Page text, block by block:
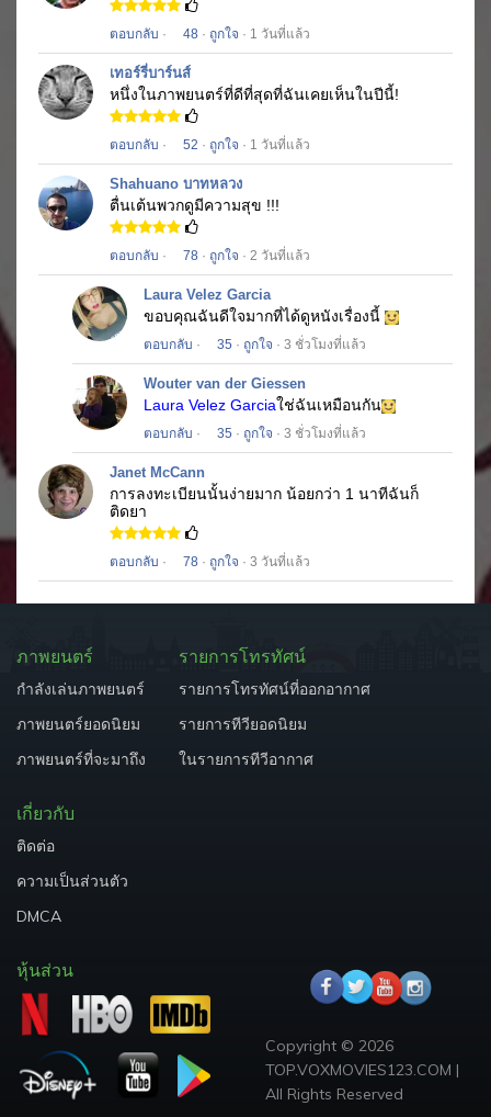
ตอบกลับ · 48 · ถูกใจ · 1 วันที่แล้ว
เทอร์รี่บาร์นส์
หนึ่งในภาพยนตร์ที่ดีที่สุดที่ฉันเคยเห็นในปีนี้!
ตอบกลับ · 52 · ถูกใจ · 1 วันที่แล้ว
Shahuano บาทหลวง
ตื่นเต้นพวกดูมีความสุข !!!
ตอบกลับ · 78 · ถูกใจ · 2 วันที่แล้ว
Laura Velez Garcia
ขอบคุณฉันดีใจมากที่ได้ดูหนังเรื่องนี้
ตอบกลับ · 35 · ถูกใจ · 3 ชั่วโมงที่แล้ว
Wouter van der Giessen
Laura Velez Garciaใช่ฉันเหมือนกัน
ตอบกลับ · 35 · ถูกใจ · 3 ชั่วโมงที่แล้ว
Janet McCann
การลงทะเบียนนั้นง่ายมาก น้อยกว่า 1 นาทีฉันก็
ติดยา
ตอบกลับ · 78 · ถูกใจ · 3 วันที่แล้ว
ภาพยนตร์
กำลังเล่นภาพยนตร์
ภาพยนตร์ยอดนิยม
ภาพยนตร์ที่จะมาถึง
รายการโทรทัศน์
รายการโทรทัศน์ที่ออกอากาศ
รายการทีวียอดนิยม
ในรายการทีวีอากาศ
เกี่ยวกับ
ติดต่อ
ความเป็นส่วนตัว
DMCA
หุ้นส่วน
Copyright © 2026
TOP.VOXMOVIES123.COM |
All Rights Reserved